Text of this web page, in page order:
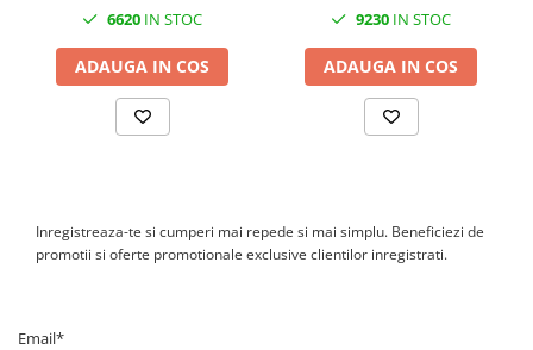
Caracteristici Instalare
Moduri permise de montaj:
direct în sol
Temperatură minimă instalare:–5°C
Rază minimă curbură:12 × diametru cablu
6620 IN STOC
ADAUGA IN COS
9230 IN STOC
ADAUGA IN COS
Inregistreaza-te si cumperi mai repede si mai simplu. Beneficiezi de
promotii si oferte promotionale exclusive clientilor inregistrati.
Email*